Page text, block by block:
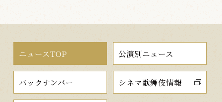
ニュースTOP 公演別ニュース
バックナンバー シネマ歌舞伎情報